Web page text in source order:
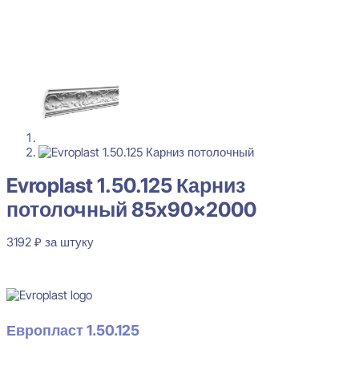
Evroplast 1.50.125 Карниз
потолочный 85x90x2000
3192 ₽ за штуку
Европласт 1.50.125